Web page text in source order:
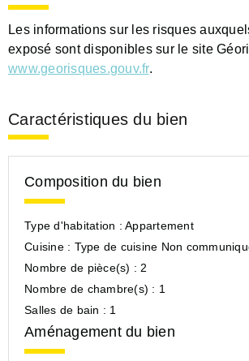
Les informations sur les risques
exposé sont disponibles sur le site
www.georisques.gouv.fr.
Caractéristiques du bien
Composition du bien
Type d'habitation : Appartement
Cuisine : Type de cuisine Non
Nombre de pièce(s) : 2
Nombre de chambre(s) : 1
Salles de bain : 1
Aménagement du bien